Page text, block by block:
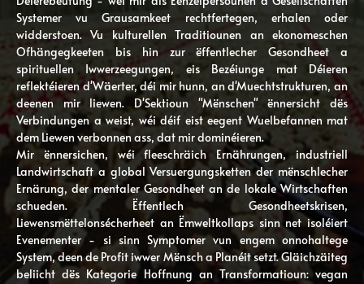
Systemer vu Grausamkeet rechtfertegen, erhalen oder
widderstoen. Vu kulturellen Traditiounen an ekonomeschen
Ofhängegkeeten bis hin zur ëffentlecher Gesondheet a
spirituellen Iwwerzeegungen, eis Bezéiunge mat Déieren
reflektéieren d'Wäerter, déi mir hunn, an d'Muechtstrukturen, an
deenen mir liewen. D'Sektioun "Mënschen" ënnersicht dës
Verbindungen a weist, wéi déif eist eegent Wuelbefannen mat
dem Liewen verbonnen ass, dat mir dominéieren.
Mir ënnersichen, wéi fleeschräich Ernährungen, industriell
Landwirtschaft a global Versuergungsketten der mënschlecher
Ernärung, der mentaler Gesondheet an de lokale Wirtschaften
schueden. Ëffentlech Gesondheetskrisen,
Liewensmëttelonsécherheet an Ëmweltkollaps sinn net isoléiert
Evenementer - si sinn Symptomer vun engem onnohaltege
System, deen de Profit iwwer Mënsch a Planéit setzt. Gläichzäiteg
beliicht dës Kategorie Hoffnung an Transformatioun: vegan